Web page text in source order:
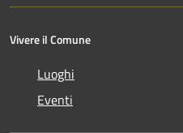
Vivere il Comune
Luoghi
Eventi